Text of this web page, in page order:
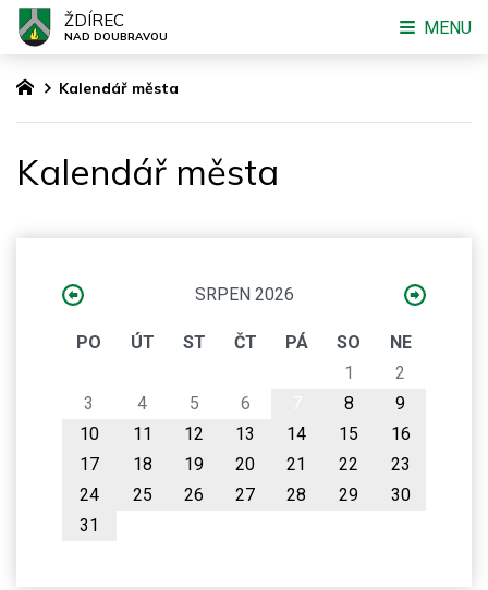
Kalendář města
Kalendář města
SRPEN 2026
PO ÚT ST ČT PÁ SO
NE
1
2
3
4 5 6 8
9
10
11 12 13 14 15
16
17
18 19 20 21 22
23
24
25 26 27 28 29
30
31
ŽDÍREC
NAD DOUBRAVOU MENU